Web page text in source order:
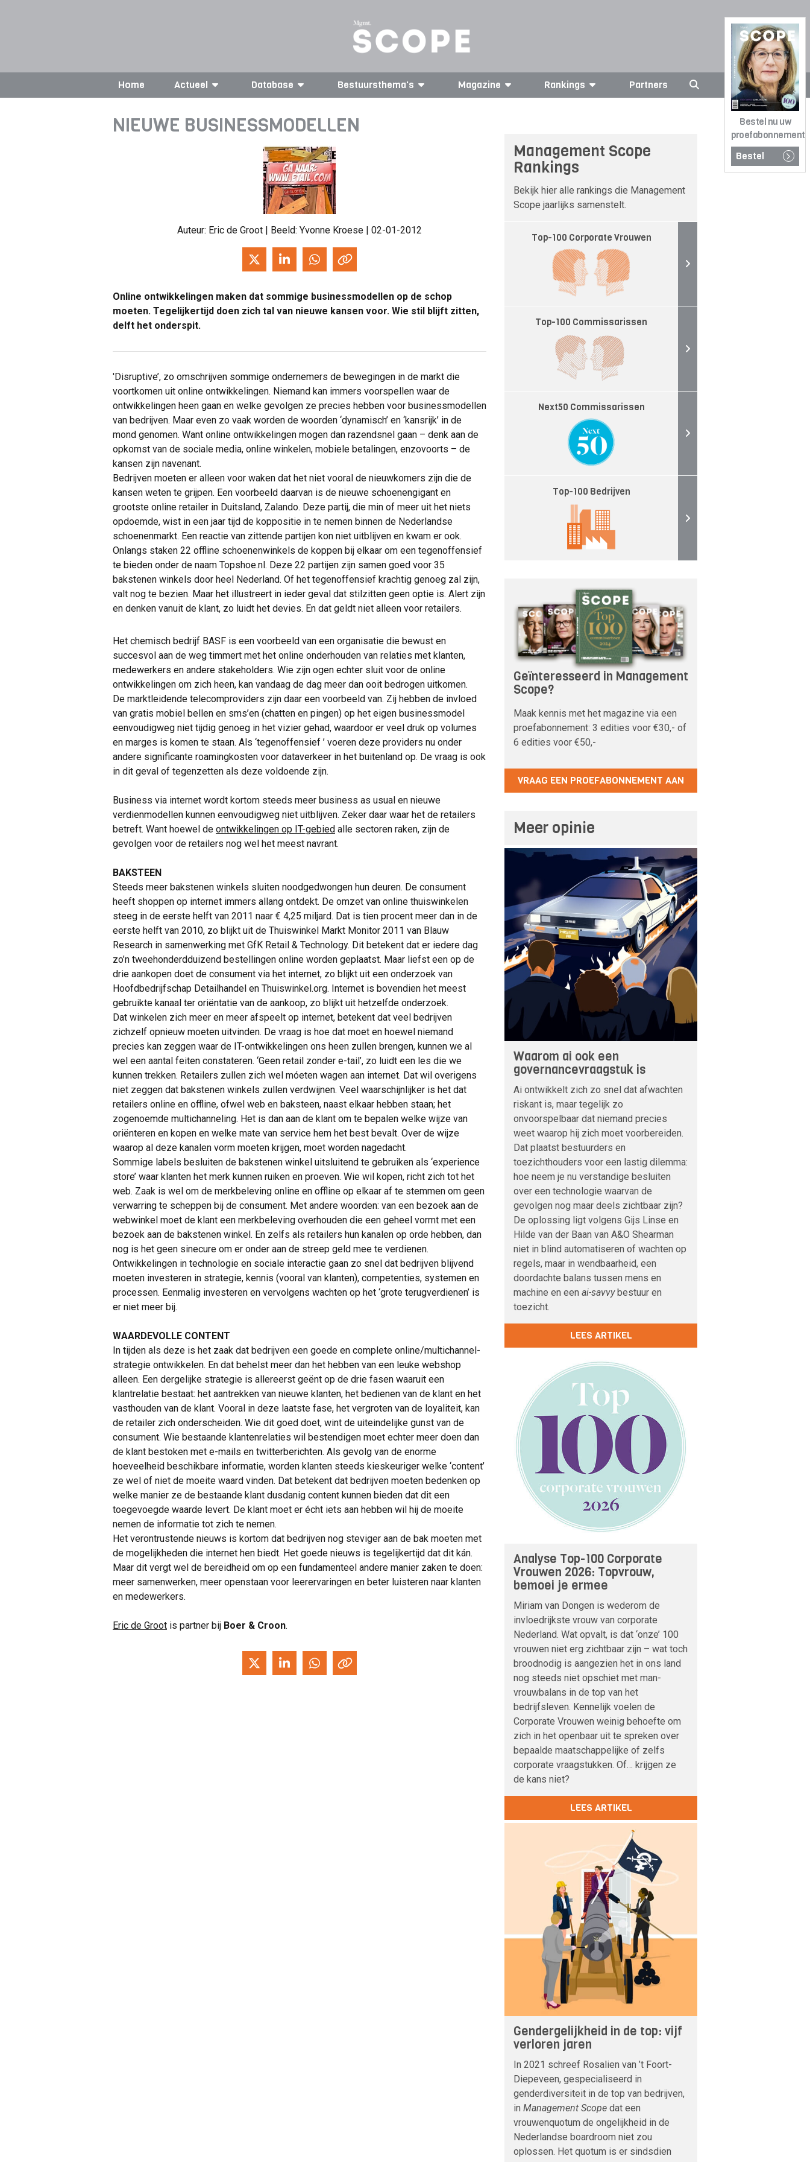
Bestel nu uw
proefabonnement
Bestel
Home Actueel Database Bestuursthema's Magazine Rankings Partners
NIEUWE BUSINESSMODELLEN
Auteur: Eric de Groot | Beeld: Yvonne Kroese | 02-01-2012
Online ontwikkelingen maken dat sommige businessmodellen op de schop
moeten. Tegelijkertijd doen zich tal van nieuwe kansen voor. Wie stil blijft zitten,
delft het onderspit.
'Disruptive’, zo omschrijven sommige ondernemers de bewegingen in de markt die
voortkomen uit online ontwikkelingen. Niemand kan immers voorspellen waar de
ontwikkelingen heen gaan en welke gevolgen ze precies hebben voor businessmodellen
van bedrijven. Maar even zo vaak worden de woorden ‘dynamisch’ en ‘kansrijk’ in de
mond genomen. Want online ontwikkelingen mogen dan razendsnel gaan – denk aan de
opkomst van de sociale media, online winkelen, mobiele betalingen, enzovoorts – de
kansen zijn navenant.
Bedrijven moeten er alleen voor waken dat het niet vooral de nieuwkomers zijn die de
kansen weten te grijpen. Een voorbeeld daarvan is de nieuwe schoenengigant en
grootste online retailer in Duitsland, Zalando. Deze partij, die min of meer uit het niets
opdoemde, wist in een jaar tijd de koppositie in te nemen binnen de Nederlandse
schoenenmarkt. Een reactie van zittende partijen kon niet uitblijven en kwam er ook.
Onlangs staken 22 offline schoenenwinkels de koppen bij elkaar om een tegenoffensief
te bieden onder de naam Topshoe.nl. Deze 22 partijen zijn samen goed voor 35
bakstenen winkels door heel Nederland. Of het tegenoffensief krachtig genoeg zal zijn,
valt nog te bezien. Maar het illustreert in ieder geval dat stilzitten geen optie is. Alert zijn
en denken vanuit de klant, zo luidt het devies. En dat geldt niet alleen voor retailers.
Het chemisch bedrijf BASF is een voorbeeld van een organisatie die bewust en
succesvol aan de weg timmert met het online onderhouden van relaties met klanten,
medewerkers en andere stakeholders. Wie zijn ogen echter sluit voor de online
ontwikkelingen om zich heen, kan vandaag de dag meer dan ooit bedrogen uitkomen.
De marktleidende telecomproviders zijn daar een voorbeeld van. Zij hebben de invloed
van gratis mobiel bellen en sms’en (chatten en pingen) op het eigen businessmodel
eenvoudigweg niet tijdig genoeg in het vizier gehad, waardoor er veel druk op volumes
en marges is komen te staan. Als ‘tegenoffensief ’ voeren deze providers nu onder
andere significante roamingkosten voor dataverkeer in het buitenland op. De vraag is ook
in dit geval of tegenzetten als deze voldoende zijn.
Business via internet wordt kortom steeds meer business as usual en nieuwe
verdienmodellen kunnen eenvoudigweg niet uitblijven. Zeker daar waar het de retailers
betreft. Want hoewel de ontwikkelingen op IT-gebied alle sectoren raken, zijn de
gevolgen voor de retailers nog wel het meest navrant.
BAKSTEEN
Steeds meer bakstenen winkels sluiten noodgedwongen hun deuren. De consument
heeft shoppen op internet immers allang ontdekt. De omzet van online thuiswinkelen
steeg in de eerste helft van 2011 naar € 4,25 miljard. Dat is tien procent meer dan in de
eerste helft van 2010, zo blijkt uit de Thuiswinkel Markt Monitor 2011 van Blauw
Research in samenwerking met GfK Retail & Technology. Dit betekent dat er iedere dag
zo’n tweehonderdduizend bestellingen online worden geplaatst. Maar liefst een op de
drie aankopen doet de consument via het internet, zo blijkt uit een onderzoek van
Hoofdbedrijfschap Detailhandel en Thuiswinkel.org. Internet is bovendien het meest
gebruikte kanaal ter oriëntatie van de aankoop, zo blijkt uit hetzelfde onderzoek.
Dat winkelen zich meer en meer afspeelt op internet, betekent dat veel bedrijven
zichzelf opnieuw moeten uitvinden. De vraag is hoe dat moet en hoewel niemand
precies kan zeggen waar de IT-ontwikkelingen ons heen zullen brengen, kunnen we al
wel een aantal feiten constateren. ‘Geen retail zonder e-tail’, zo luidt een les die we
kunnen trekken. Retailers zullen zich wel móeten wagen aan internet. Dat wil overigens
niet zeggen dat bakstenen winkels zullen verdwijnen. Veel waarschijnlijker is het dat
retailers online en offline, ofwel web en baksteen, naast elkaar hebben staan; het
zogenoemde multichanneling. Het is dan aan de klant om te bepalen welke wijze van
oriënteren en kopen en welke mate van service hem het best bevalt. Over de wijze
waarop al deze kanalen vorm moeten krijgen, moet worden nagedacht.
Sommige labels besluiten de bakstenen winkel uitsluitend te gebruiken als ‘experience
store’ waar klanten het merk kunnen ruiken en proeven. Wie wil kopen, richt zich tot het
web. Zaak is wel om de merkbeleving online en offline op elkaar af te stemmen om geen
verwarring te scheppen bij de consument. Met andere woorden: van een bezoek aan de
webwinkel moet de klant een merkbeleving overhouden die een geheel vormt met een
bezoek aan de bakstenen winkel. En zelfs als retailers hun kanalen op orde hebben, dan
nog is het geen sinecure om er onder aan de streep geld mee te verdienen.
Ontwikkelingen in technologie en sociale interactie gaan zo snel dat bedrijven blijvend
moeten investeren in strategie, kennis (vooral van klanten), competenties, systemen en
processen. Eenmalig investeren en vervolgens wachten op het ‘grote terugverdienen’ is
er niet meer bij.
WAARDEVOLLE CONTENT
In tijden als deze is het zaak dat bedrijven een goede en complete online/multichannel-
strategie ontwikkelen. En dat behelst meer dan het hebben van een leuke webshop
alleen. Een dergelijke strategie is allereerst geënt op de drie fasen waaruit een
klantrelatie bestaat: het aantrekken van nieuwe klanten, het bedienen van de klant en het
vasthouden van de klant. Vooral in deze laatste fase, het vergroten van de loyaliteit, kan
de retailer zich onderscheiden. Wie dit goed doet, wint de uiteindelijke gunst van de
consument. Wie bestaande klantenrelaties wil bestendigen moet echter meer doen dan
de klant bestoken met e-mails en twitterberichten. Als gevolg van de enorme
hoeveelheid beschikbare informatie, worden klanten steeds kieskeuriger welke ‘content’
ze wel of niet de moeite waard vinden. Dat betekent dat bedrijven moeten bedenken op
welke manier ze de bestaande klant dusdanig content kunnen bieden dat dit een
toegevoegde waarde levert. De klant moet er écht iets aan hebben wil hij de moeite
nemen de informatie tot zich te nemen.
Het verontrustende nieuws is kortom dat bedrijven nog steviger aan de bak moeten met
de mogelijkheden die internet hen biedt. Het goede nieuws is tegelijkertijd dat dit kán.
Maar dit vergt wel de bereidheid om op een fundamenteel andere manier zaken te doen:
meer samenwerken, meer openstaan voor leerervaringen en beter luisteren naar klanten
en medewerkers.
Eric de Groot is partner bij Boer & Croon.
Management Scope
Rankings
Bekijk hier alle rankings die Management
Scope jaarlijks samenstelt.
Top-100 Corporate Vrouwen
Top-100 Commissarissen
Next50 Commissarissen
Top-100 Bedrijven
Geïnteresseerd in Management
Scope?
Maak kennis met het magazine via een
proefabonnement: 3 edities voor €30,- of
6 edities voor €50,-
VRAAG EEN PROEFABONNEMENT AAN
Meer opinie
Waarom ai ook een
governancevraagstuk is
Ai ontwikkelt zich zo snel dat afwachten
riskant is, maar tegelijk zo
onvoorspelbaar dat niemand precies
weet waarop hij zich moet voorbereiden.
Dat plaatst bestuurders en
toezichthouders voor een lastig dilemma:
hoe neem je nu verstandige besluiten
over een technologie waarvan de
gevolgen nog maar deels zichtbaar zijn?
De oplossing ligt volgens Gijs Linse en
Hilde van der Baan van A&O Shearman
niet in blind automatiseren of wachten op
regels, maar in wendbaarheid, een
doordachte balans tussen mens en
machine en een ai-savvybestuur en
toezicht.
LEES ARTIKEL
Analyse Top-100 Corporate
Vrouwen 2026: Topvrouw,
bemoei je ermee
Miriam van Dongen is wederom de
invloedrijkste vrouw van corporate
Nederland. Wat opvalt, is dat ‘onze’ 100
vrouwen niet erg zichtbaar zijn – wat toch
broodnodig is aangezien het in ons land
nog steeds niet opschiet met man-
vrouwbalans in de top van het
bedrijfsleven. Kennelijk voelen de
Corporate Vrouwen weinig behoefte om
zich in het openbaar uit te spreken over
bepaalde maatschappelijke of zelfs
corporate vraagstukken. Of… krijgen ze
de kans niet?
LEES ARTIKEL
Gendergelijkheid in de top: vijf
verloren jaren
In 2021 schreef Rosalien van ’t Foort-
Diepeveen, gespecialiseerd in
genderdiversiteit in de top van bedrijven,
in Management Scope dat een
vrouwenquotum de ongelijkheid in de
Nederlandse boardroom niet zou
oplossen. Het quotum is er sindsdien